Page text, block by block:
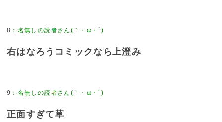
8 ： 名無しの読者さん(｀・ω・´)
右はなろうコミックなら上澄み
9 ： 名無しの読者さん(｀・ω・´)
正面すぎて草